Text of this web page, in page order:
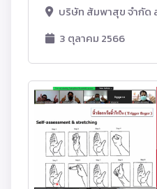
บริษัท ส้มพาสุข จำกัด
3 ตุลาคม 2566